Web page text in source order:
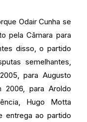
Odair Cunha se
pela Câmara para
disso, o partido
semelhantes,
para Augusto
2006, para Aroldo
Hugo Motta
entrega ao partido